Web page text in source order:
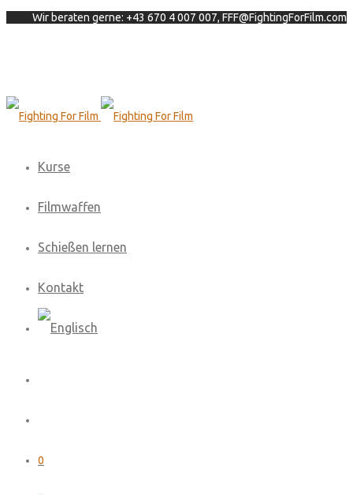
Wir beraten gerne: +43 670 4 007 007, FFF@FightingForFilm.com
Kurse
Filmwaffen
Schießen lernen
Kontakt
0